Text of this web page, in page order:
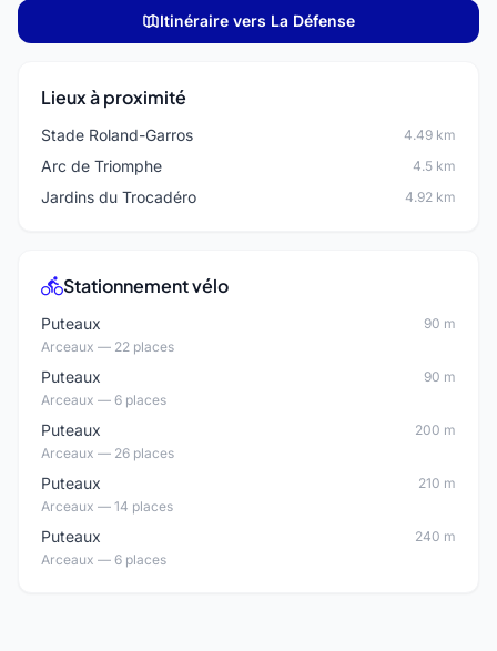
Itinéraire vers La Défense
Lieux à proximité
Stade Roland-Garros 4.49 km
Arc de Triomphe 4.5 km
Jardins du Trocadéro 4.92 km
Stationnement vélo
Puteaux
Arceaux — 22 places
90 m
Puteaux
Arceaux — 6 places
90 m
Puteaux
Arceaux — 26 places
200 m
Puteaux
Arceaux — 14 places
210 m
Puteaux
Arceaux — 6 places
240 m